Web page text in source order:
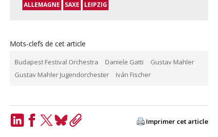
ALLEMAGNE SAXE LEIPZIG
Mots-clefs de cet article
Budapest Festival Orchestra Daniele Gatti
Gustav Mahler
Gustav Mahler Jugendorchester
Iván Fischer
Imprimer cet article